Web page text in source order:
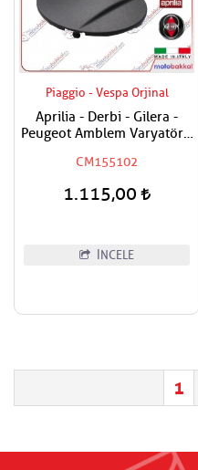
Piaggio - Vespa Orjinal
Aprilia - Derbi - Gilera -
Peugeot Amblem Varyatör /
Yazısız
CM155102
1.115,00
İNCELE
1